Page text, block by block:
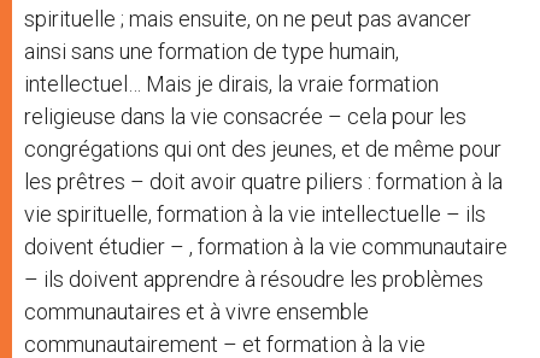
spirituelle ; mais ensuite, on ne peut pas avancer
ainsi sans une formation de type humain,
intellectuel… Mais je dirais, la vraie formation
religieuse dans la vie consacrée – cela pour les
congrégations qui ont des jeunes, et de même pour
les prêtres – doit avoir quatre piliers : formation à la
vie spirituelle, formation à la vie intellectuelle – ils
doivent étudier – , formation à la vie communautaire
– ils doivent apprendre à résoudre les problèmes
communautaires et à vivre ensemble
communautairement – et formation à la vie